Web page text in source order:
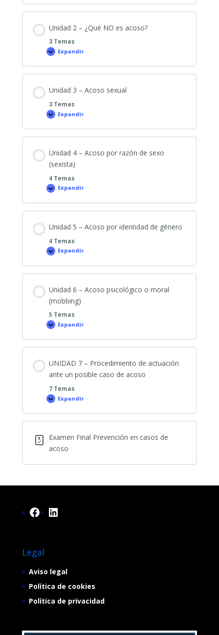
–
¿Qué
acoso?
Unidad 2 – ¿Qué NO es acoso?
3 Temas
Expandir
Unidad
–
¿Qué
acoso?
Unidad 3 – Acoso sexual
3 Temas
Expandir
Unidad
–
Acoso
Unidad 4 – Acoso por razón de sexo
(sexista)
4 Temas
Expandir
Unidad
–
Acoso
de
(sexista)
Unidad 5 – Acoso por identidad de género
4 Temas
Expandir
Unidad
–
Acoso
de
género
Unidad 6 – Acoso psicológico o moral
(mobbing)
5 Temas
Expandir
Unidad
–
Acoso
moral
(mobbing)
UNIDAD 7 – Procedimiento de actuación
ante un posible caso de acoso
7 Temas
Expandir
UNIDAD
–
Procedimiento
ante
posible
de
Examen Final Prevención en casos de
acoso
Facebook
LinkedIn
Legal
Aviso legal
Política de cookies
Política de privacidad